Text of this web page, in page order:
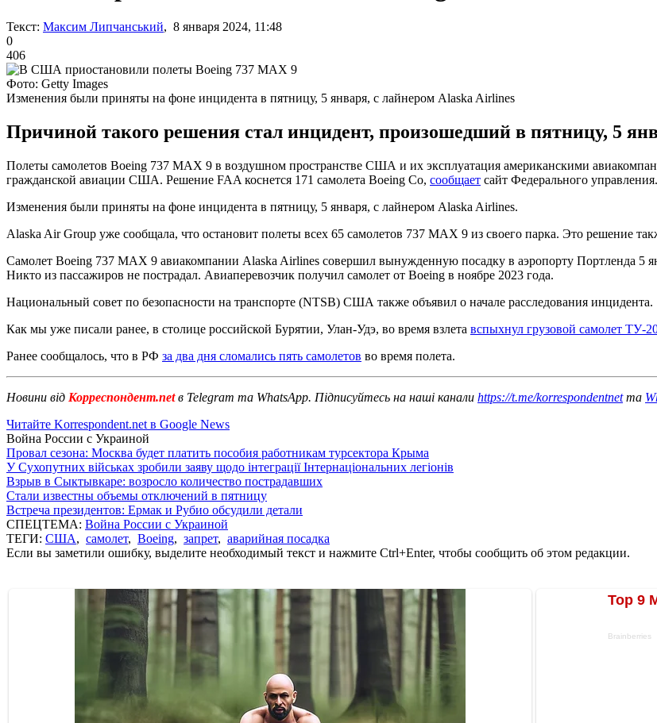
Текст: Максим Липчанський, 8 января 2024, 11:48
0
406
Фото: Getty Images
Изменения были приняты на фоне инцидента в пятницу, 5 января, с лайнером Alaska Airlines
Причиной такого решения стал инцидент, произошедший в пятницу, 5
Полеты самолетов Boeing 737 MAX 9 в воздушном пространстве США и их эксплуатация американскими
гражданской авиации США. Решение FAA коснется 171 самолета Boeing Co, сообщает сайт Федерального управления.
Изменения были приняты на фоне инцидента в пятницу, 5 января, с лайнером Alaska Airlines.
Alaska Air Group уже сообщала, что остановит полеты всех 65 самолетов 737 MAX 9 из своего парка. Это решение
Самолет Boeing 737 MAX 9 авиакомпании Alaska Airlines совершил вынужденную посадку в аэропорту Портленда 5
Никто из пассажиров не пострадал. Авиаперевозчик получил самолет от Boeing в ноябре 2023 года.
Национальный совет по безопасности на транспорте (NTSB) США также объявил о начале расследования инцидента.
Как мы уже писали ранее, в столице российской Бурятии, Улан-Удэ, во время взлета вспыхнул грузовой самолет ТУ-
Ранее сообщалось, что в РФ за два дня сломались пять самолетов во время полета.
Новини від Корреспондент.netв Telegram та WhatsApp. Підписуйтесь на наші канали https://t.me/korrespondentnetта
Читайте Korrespondent.net в Google News
Война России с Украиной
Провал сезона: Москва будет платить пособия работникам турсектора Крыма
У Сухопутних військах зробили заяву щодо інтеграції Інтернаціональних легіонів
Взрыв в Сыктывкаре: возросло количество пострадавших
Стали известны объемы отключений в пятницу
Встреча президентов: Ермак и Рубио обсудили детали
СПЕЦТЕМА: Война России с Украиной
ТЕГИ: США, самолет, Boeing, запрет, аварийная посадка
Если вы заметили ошибку, выделите необходимый текст и нажмите Ctrl+Enter, чтобы сообщить об этом редакции.